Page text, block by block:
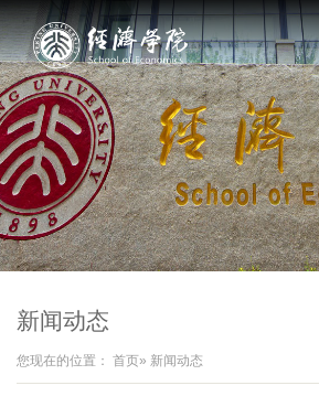
新闻动态
您现在的位置： 首页» 新闻动态